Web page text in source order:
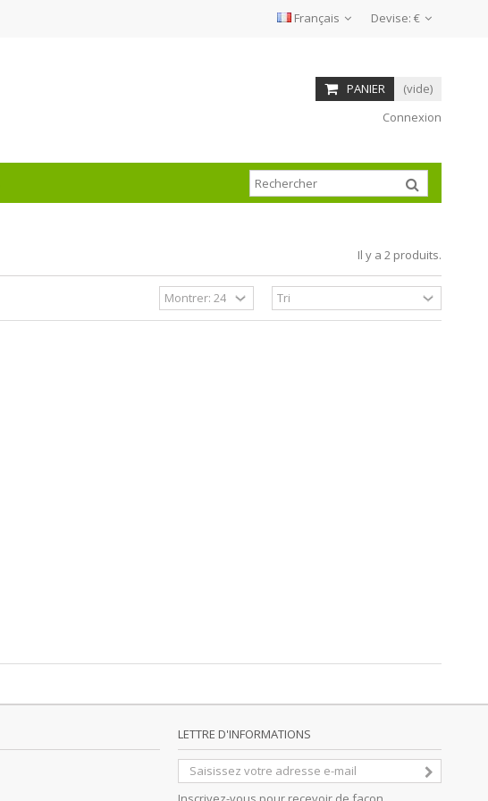
Devise: €
Français
PANIER
(vide)
Connexion
Il y a 2 produits.
LETTRE D'INFORMATIONS